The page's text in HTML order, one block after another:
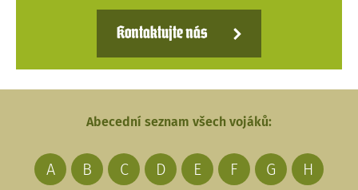
Kontaktujte nás
Abecední seznam všech vojáků:
A B C D E F G
H